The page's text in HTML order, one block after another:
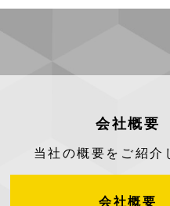
会社概要
当社の概要をご紹介
会社概要